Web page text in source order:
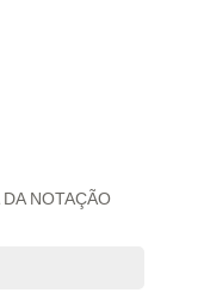
NOTAÇÃO